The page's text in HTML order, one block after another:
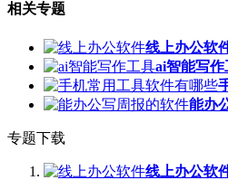
相关专题
线上办公软
ai智能写作
能办
专题下载
线上办公软